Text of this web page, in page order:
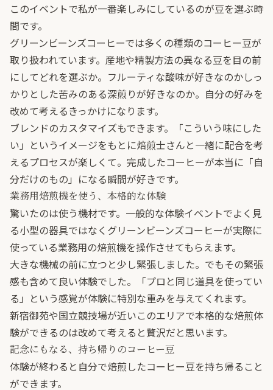
このイベントで私が一番楽しみにしているのが豆を選ぶ時
間です。
グリーンビーンズコーヒーでは多くの種類のコーヒー豆が
取り扱われています。産地や精製方法の異なる豆を目の前
にしてどれを選ぶか。フルーティな酸味が好きなのかしっ
かりとした苦みのある深煎りが好きなのか。自分の好みを
改めて考えるきっかけになります。
ブレンドのカスタマイズもできます。「こういう味にした
い」というイメージをもとに焙煎士さんと一緒に配合を考
えるプロセスが楽しくて。完成したコーヒーが本当に「自
分だけのもの」になる瞬間が好きです。
業務用焙煎機を使う、本格的な体験
驚いたのは使う機材です。一般的な体験イベントでよく見
る小型の器具ではなくグリーンビーンズコーヒーが実際に
使っている業務用の焙煎機を操作させてもらえます。
大きな機械の前に立つと少し緊張しました。でもその緊張
感も含めて良い体験でした。「プロと同じ道具を使ってい
る」という感覚が体験に特別な重みを与えてくれます。
新宿御苑や国立競技場が近いこのエリアで本格的な焙煎体
験ができるのは改めて考えると贅沢だと思います。
記念にもなる、持ち帰りのコーヒー豆
体験が終わると自分で焙煎したコーヒー豆を持ち帰ること
ができます。